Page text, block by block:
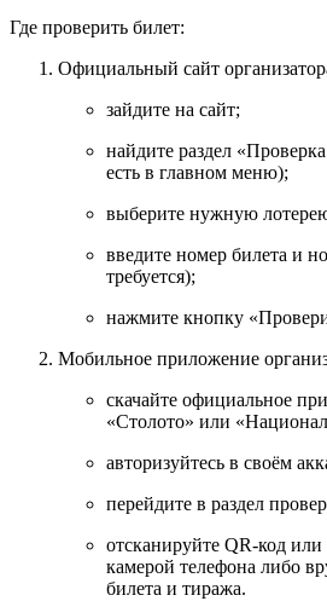
Где проверить билет:
Официальный сайт
зайдите на сайт;
найдите раздел «Проверка
есть в главном меню);
выберите нужную
введите номер билета и
требуется);
нажмите кнопку
Мобильное приложение
скачайте официальное
«Столото» или
авторизуйтесь в своём
перейдите в раздел
отсканируйте QR‑код или
камерой телефона либо
билета и тиража.